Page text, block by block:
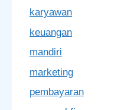
karyawan
keuangan
mandiri
marketing
pembayaran